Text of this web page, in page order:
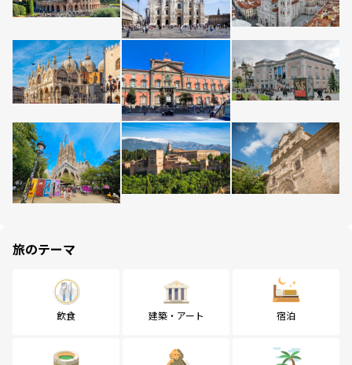
旅のテーマ
飲食 建築・アート 宿泊